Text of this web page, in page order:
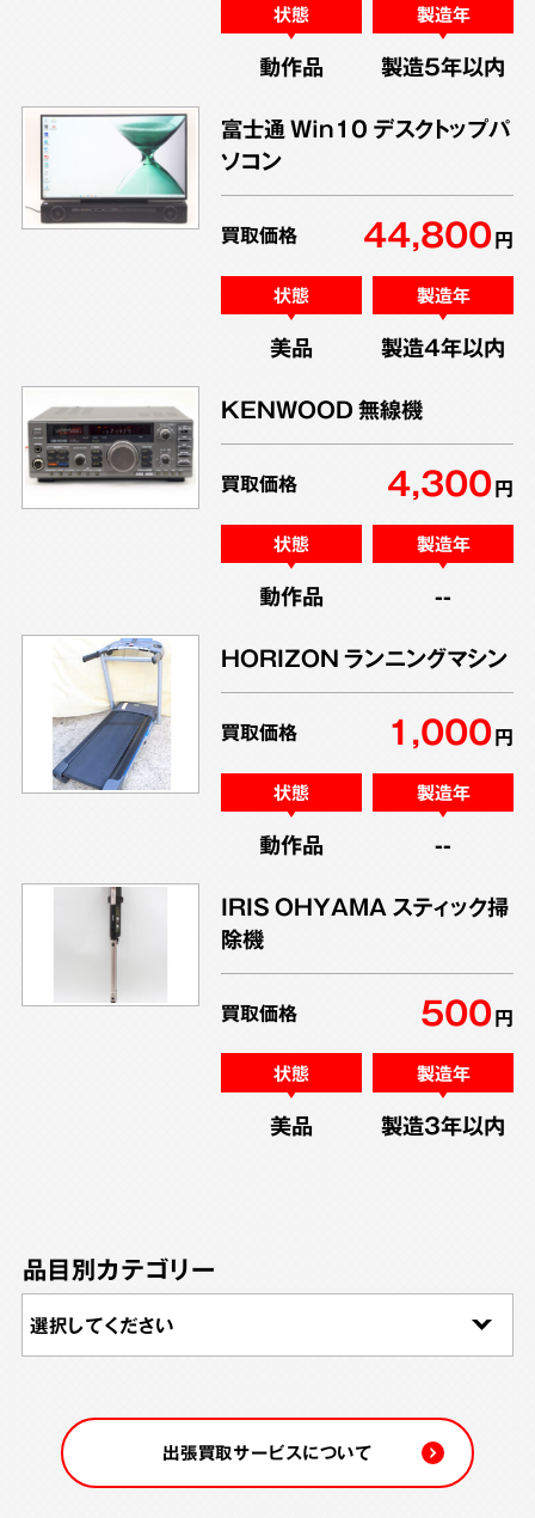
状態
動作品
製造年
製造5年以内
富士通 Win10 デスクトップパ
ソコン
買取価格 44,800円
状態
美品
製造年
製造4年以内
KENWOOD 無線機
買取価格 4,300円
状態
動作品
製造年
--
HORIZON ランニングマシン
買取価格 1,000円
状態
動作品
製造年
--
IRIS OHYAMA スティック掃
除機
買取価格 500円
状態
美品
製造年
製造3年以内
品目別カテゴリー
出張買取サービスについて